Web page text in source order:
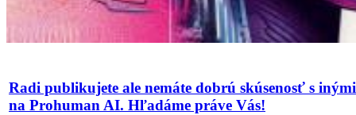
Radi publikujete ale nemáte dobrú skúsenosť s
na Prohuman AI. Hľadáme práve Vás!